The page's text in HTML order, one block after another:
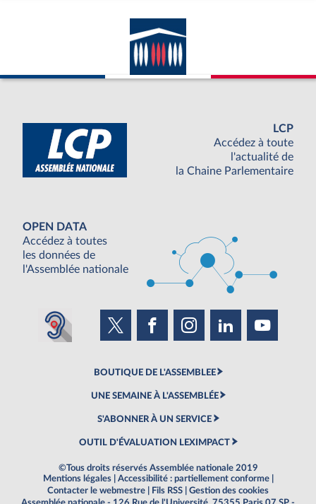
LCP
Accédez à toute
l'actualité de
la Chaine Parlementaire
OPEN DATA
Accédez à toutes
les données de
l'Assemblée nationale
BOUTIQUE DE L'ASSEMBLEE
UNE SEMAINE À L'ASSEMBLÉE
S'ABONNER À UN SERVICE
OUTIL D'ÉVALUATION LEXIMPACT
©Tous droits réservés Assemblée nationale 2019
Mentions légales
Accessibilité : partiellement conforme
Contacter le webmestre
Fils RSS
Gestion des cookies